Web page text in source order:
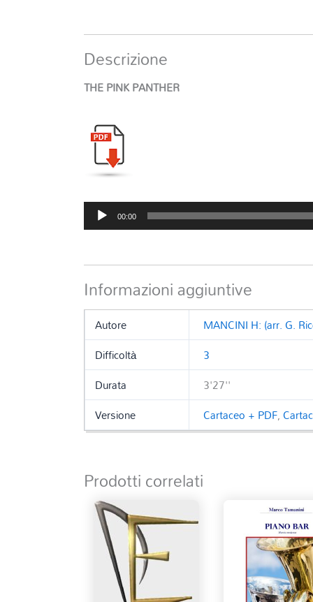
Descrizione
THE PINK PANTHER
Audio
Player
00:00
Informazioni aggiuntive
Autore
MANCINI H: (arr. G.
Difficoltà
3
Durata
3'27''
Versione
Cartaceo + PDF,
Prodotti correlati